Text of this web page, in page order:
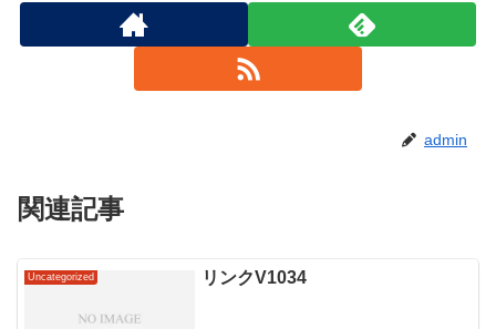
admin
関連記事
Uncategorized リンクV1034